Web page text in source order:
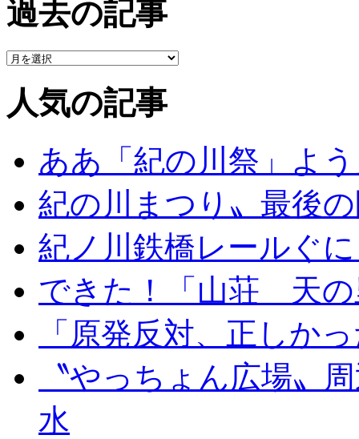
過去の記事
人気の記事
ああ「紀の川祭」よ
紀の川まつり〟最後
紀ノ川鉄橋レールぐ
できた！「山荘 天の
「原発反対、正しか
〝やっちょん広場〟
水